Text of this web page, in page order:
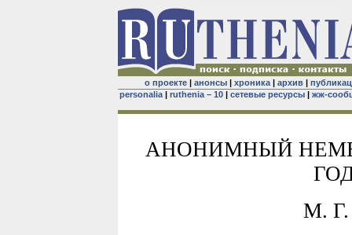
о проекте| анонсы| хроника| архив|
personalia| ruthenia – 10| сетевые ресурсы| жж-
АНОНИМНЫЙ
М.